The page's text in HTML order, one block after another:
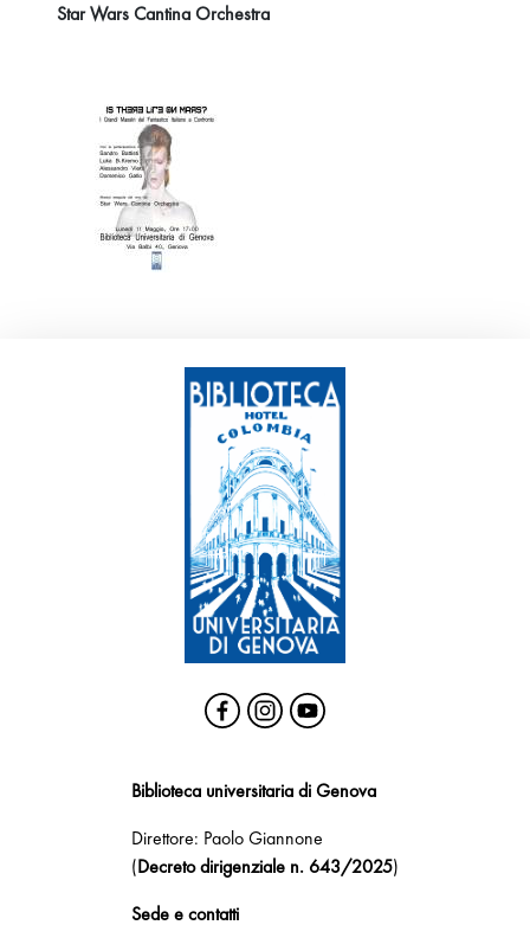
Star Wars Cantina Orchestra
Biblioteca universitaria di Genova
Direttore: Paolo Giannone
(Decreto dirigenziale n. 643/2025)
Sede e contatti